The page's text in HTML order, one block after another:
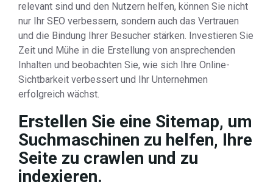
relevant sind und den Nutzern helfen, können Sie nicht
nur Ihr SEO verbessern, sondern auch das Vertrauen
und die Bindung Ihrer Besucher stärken. Investieren Sie
Zeit und Mühe in die Erstellung von ansprechenden
Inhalten und beobachten Sie, wie sich Ihre Online-
Sichtbarkeit verbessert und Ihr Unternehmen
erfolgreich wächst.
Erstellen Sie eine Sitemap, um
Suchmaschinen zu helfen, Ihre
Seite zu crawlen und zu
indexieren.